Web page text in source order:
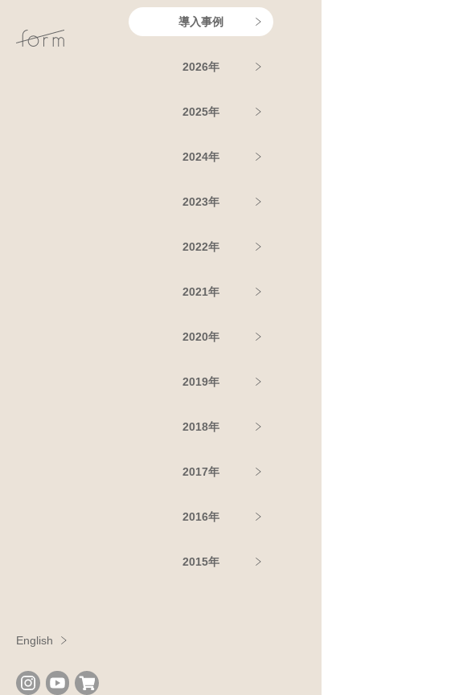
English
導入事例
2026年
2025年
2024年
2023年
2022年
2021年
2020年
2019年
2018年
2017年
2016年
2015年